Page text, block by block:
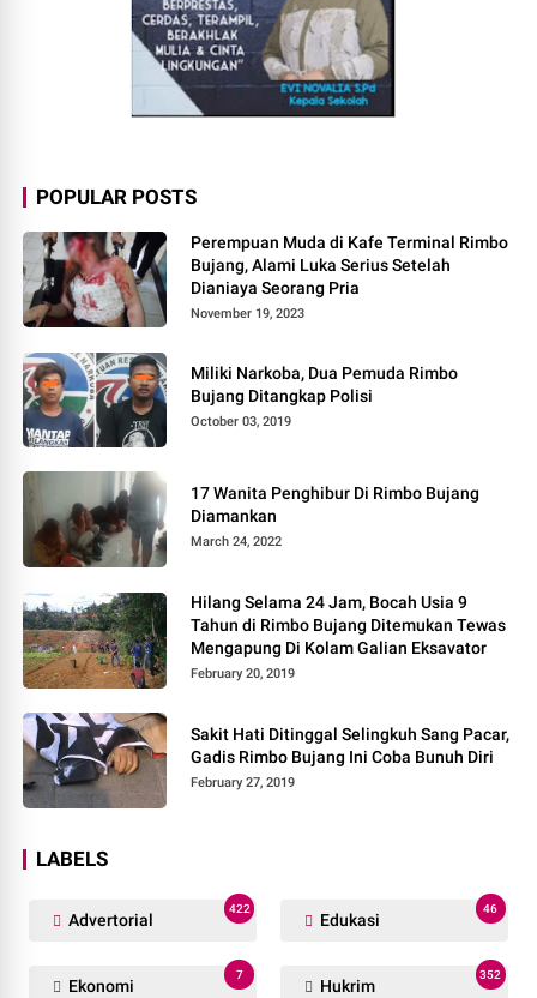
POPULAR POSTS
Perempuan Muda di Kafe Terminal Rimbo
Bujang, Alami Luka Serius Setelah
Dianiaya Seorang Pria
November 19, 2023
Miliki Narkoba, Dua Pemuda Rimbo
Bujang Ditangkap Polisi
October 03, 2019
17 Wanita Penghibur Di Rimbo Bujang
Diamankan
March 24, 2022
Hilang Selama 24 Jam, Bocah Usia 9
Tahun di Rimbo Bujang Ditemukan Tewas
Mengapung Di Kolam Galian Eksavator
February 20, 2019
Sakit Hati Ditinggal Selingkuh Sang Pacar,
Gadis Rimbo Bujang Ini Coba Bunuh Diri
February 27, 2019
LABELS
Advertorial
422
Edukasi
46
Ekonomi
7
Hukrim
352